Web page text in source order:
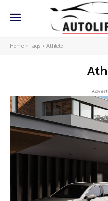
Home Tags Athlete
-